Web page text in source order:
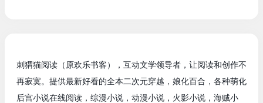
刺猬猫阅读（原欢乐书客），互动文学领导者，让阅读和创作不
再寂寞。提供最新好看的全本二次元穿越，娘化百合，各种萌化
后宫小说在线阅读，综漫小说，动漫小说，火影小说，海贼小